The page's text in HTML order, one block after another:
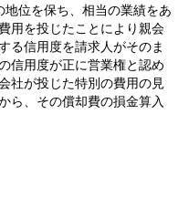
位を保ち、相当の業績をあ
用を投じたことにより親会
る信用度を請求人がそのま
信用度が正に営業権と認め
社が投じた特別の費用の見
ら、その償却費の損金算入